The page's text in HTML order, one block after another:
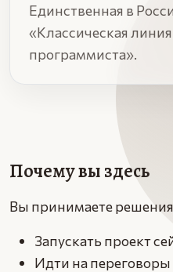
Единственная в
«Классическая
программиста».
Почему вы здесь
Вы принимаете
Запускать проект
Идти на